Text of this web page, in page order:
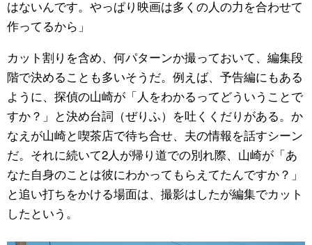
はないんです。やっぱり映画は多くの人の力を合わせて
作ってるから」
カット割りを含め、何パターンか撮っておいて、編集段
階で決めることも多いそうだ。例えば、予告編にもある
ように、探偵の山崎が「人をわかるってどういうことで
すか？」と決め台詞（ぜりふ）を吐くくだりがある。か
なえが山崎と喫茶店で待ち合せ、夫の情報を話すシーン
だ。それに続いて2人が帰り道での別れ際、山崎が「あ
なた自身のことは彼にわかってもらえてたんですか？」
と追い打ちをかける場面は、撮影はしたが編集でカット
したという。